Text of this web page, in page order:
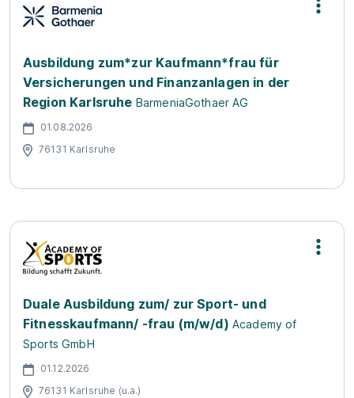
Ausbildung zum*zur Kaufmann*frau für
Versicherungen und Finanzanlagen in der
Region Karlsruhe BarmeniaGothaer AG
01.08.2026
76131 Karlsruhe
Duale Ausbildung zum/ zur Sport- und
Fitnesskaufmann/ -frau (m/w/d) Academy of
Sports GmbH
01.12.2026
76131 Karlsruhe (u.a.)